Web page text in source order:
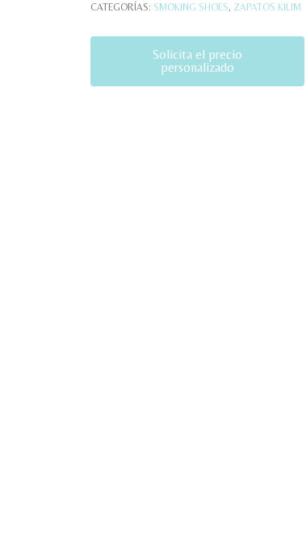
CATEGORÍAS: SMOKING SHOES, ZAPATOS KILIM
Solicita el precio
personalizado